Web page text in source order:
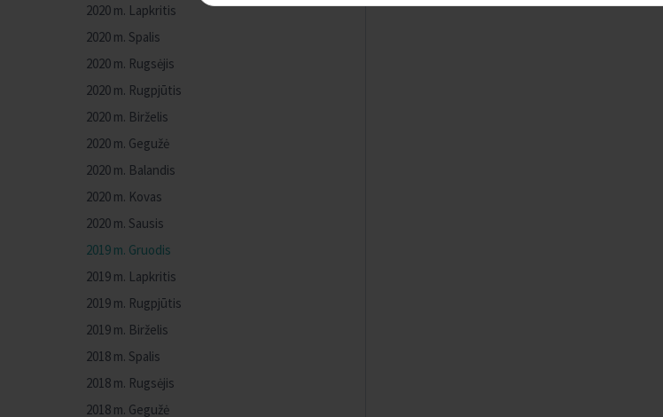
2020 m. Lapkritis
2020 m. Spalis
2020 m. Rugsėjis
2020 m. Rugpjūtis
2020 m. Birželis
2020 m. Gegužė
2020 m. Balandis
2020 m. Kovas
2020 m. Sausis
2019 m. Gruodis
2019 m. Lapkritis
2019 m. Rugpjūtis
2019 m. Birželis
2018 m. Spalis
2018 m. Rugsėjis
2018 m. Gegužė